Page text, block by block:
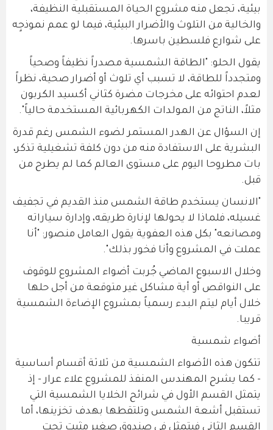
بيئية، تجعل منه مشروع الحياة المستقبلية النظيفة،
والخالية من التلوث والأضرار البيئية، فيما لو عمم نموذجٍه
على شوارع فلسطين باسرها.
يقول الحلو: "الطاقة الشمسية مصدراً نظيفاً وصحياً
ومتجدداً للطاقة، لا تسبب أي تلوث أو أضرار صحية، نظراً
لعدم احتوائه على مخرجات مضرة كثاني أكسيد الكربون
مثلاً، الناتج من المولدات الكهربائية المستخدمة حالياً".
إن السؤال عن الهدر المستمر لضوء الشمس رغم قدرة
البشرية على الاستفادة منه من دون كلفة تشغيلية تذكر،
بات مطروحا اليوم على مستوى العالم كما لم يطرح من
قبل.
"الانسان يستخدم طاقة الشمس منذ القديم في تجفيف
غسيله، فلماذا لا يحولها لإنارة طريقه، وإدارة سياراته
ومصانعه" بكل هذه العفوية يقول العامل منصور: "أنا
عملت في المشروع وأنا فخور بذلك".
وخلال الاسبوع الماضي جُربت أضواء المشروع للوقوف
على النواقص أو أية مشاكل غير متوقعة من أجل حلها
خلال أيام ليتم البدء رسمياً بمشروع الإضاءة الشمسية
قريبا.
أضواء شمسية
تتكون هذه الأضواء الشمسية من ثلاثة أقسام أساسية
- كما يشرح المهندس المنفذ للمشروع علاء عرار - إذ
يتمثل القسم الأول في شرائح الخلايا الشمسية التي
تستقبل أشعة الشمس وتلتقطها بهدف تخزينها، أما
القسم الثاني فيتمثل في صندوق صغير مثبت تحت